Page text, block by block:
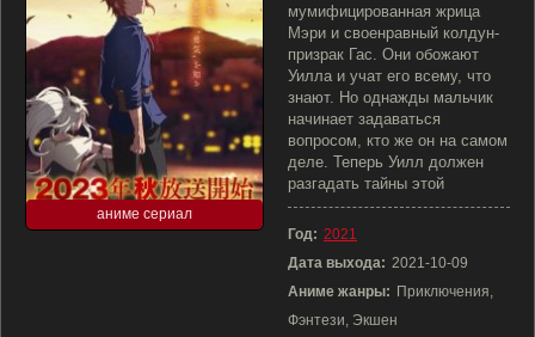
аниме сериал
мумифицированная жрица
Мэри и своенравный колдун-
призрак Гас. Они обожают
Уилла и учат его всему, что
знают. Но однажды мальчик
начинает задаваться
вопросом, кто же он на самом
деле. Теперь Уилл должен
разгадать тайны этой
Год: 2021
Дата выхода: 2021-10-09
Аниме жанры: Приключения,
Фэнтези, Экшен